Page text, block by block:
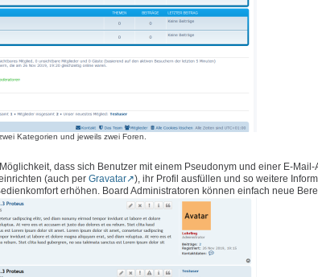
Kategorien und jeweils zwei Foren.
dass sich Benutzer mit einem Pseudonym und einer E-
(auch per Gravatar
), ihr Profil ausfüllen und so weitere
erhöhen. Board Administratoren können einfach neue